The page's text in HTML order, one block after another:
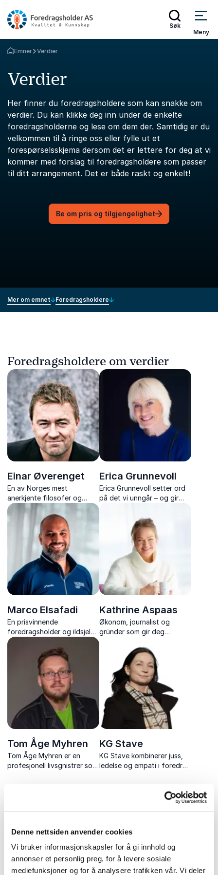
Denne nettsiden anvender cookies
Vi bruker informasjonskapsler for å gi innhold og
annonser et personlig preg, for å levere sosiale
mediefunksjoner og for å analysere trafikken vår. Vi deler
Søk
Meny
Gå tilbake til startsiden
Emner Verdier
Verdier
Her finner du foredragsholdere som kan snakke om
verdier. Du kan klikke deg inn under de enkelte
foredragsholderne og lese om dem der. Samtidig er du
velkommen til å ringe oss eller fylle ut et
forespørselsskjema dersom det er lettere for deg at vi
kommer med forslag til foredragsholdere som passer
til ditt arrangement. Det er både raskt og enkelt!
Be om pris og tilgjengelighet
Mer om emnet Foredragsholdere
Foredragsholdere om verdier
Einar Øverenget
En av Norges mest
anerkjente filosofer og
populære foredragsholdere
med fokus på etikk, verdier
og kulturutvikling.
Erica Grunnevoll
Erica Grunnevoll setter ord
på det vi unngår – og gir
Marco Elsafadi
En prisvinnende
foredragsholder og ildsjel
som alltid treffer publikum.
Han er opptatt av
viktigheten av gode
relasjoner og bistår mange
bedrifter med økt
arbeidsglede og bedre
resultater.
Kathrine Aspaas
Økonom, journalist og
gründer som gir deg
fremdrift og endringsglede i
tøffe tider.
Tom Åge Myhren
Tom Åge Myhren er en
profesjonell livsgnistrer som
KG Stave
KG Stave kombinerer juss,
ledelse og empati i foredrag
Uforpliktende og kompetent
rådgivning for et vellykket